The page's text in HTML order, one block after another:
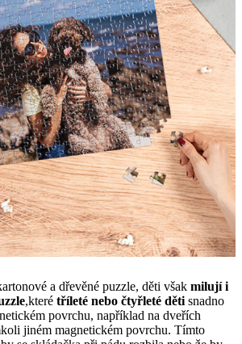
a dřevěné puzzle, děti však milují i
,které tříleté nebo čtyřleté děti snadno
povrchu, například na dveřích
jiném magnetickém povrchu. Tímto